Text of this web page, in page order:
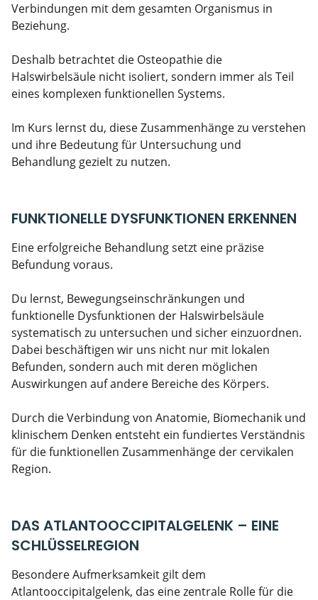
Verbindungen mit dem gesamten Organismus in
Beziehung.
Deshalb betrachtet die Osteopathie die
Halswirbelsäule nicht isoliert, sondern immer als Teil
eines komplexen funktionellen Systems.
Im Kurs lernst du, diese Zusammenhänge zu verstehen
und ihre Bedeutung für Untersuchung und
Behandlung gezielt zu nutzen.
FUNKTIONELLE DYSFUNKTIONEN ERKENNEN
Eine erfolgreiche Behandlung setzt eine präzise
Befundung voraus.
Du lernst, Bewegungseinschränkungen und
funktionelle Dysfunktionen der Halswirbelsäule
systematisch zu untersuchen und sicher einzuordnen.
Dabei beschäftigen wir uns nicht nur mit lokalen
Befunden, sondern auch mit deren möglichen
Auswirkungen auf andere Bereiche des Körpers.
Durch die Verbindung von Anatomie, Biomechanik und
klinischem Denken entsteht ein fundiertes Verständnis
für die funktionellen Zusammenhänge der cervikalen
Region.
DAS ATLANTOOCCIPITALGELENK – EINE
SCHLÜSSELREGION
Besondere Aufmerksamkeit gilt dem
Atlantooccipitalgelenk, das eine zentrale Rolle für die